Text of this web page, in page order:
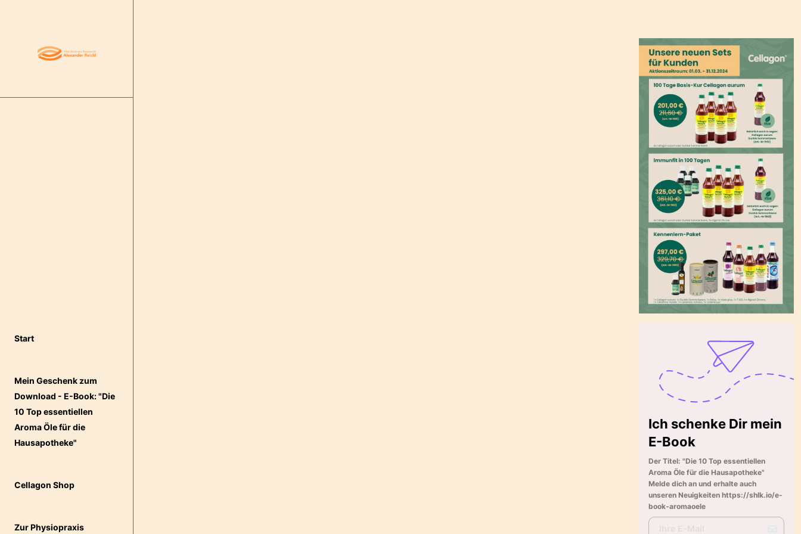
Start
Mein Geschenk zum
Download - E-Book: "Die
10 Top essentiellen
Aroma Öle für die
Hausapotheke"
Cellagon Shop
Zur Physiopraxis
Ich schenke Dir mein
E-Book
Der Titel: "Die 10 Top essentiellen
Aroma Öle für die Hausapotheke"
Melde dich an und erhalte auch
unseren Neuigkeiten https://shlk.io/e-
book-aromaoele